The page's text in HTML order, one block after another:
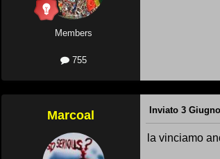
Members
755
Marcoal Inviato 3
la vinciamo